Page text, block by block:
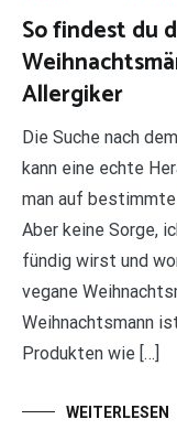
So findest du
Allergiker
Die Suche nach
kann eine echte
man auf
Aber keine Sorge,
fündig wirst und
vegane
Weihnachtsmann
Produkten wie […]
WEITERLESEN